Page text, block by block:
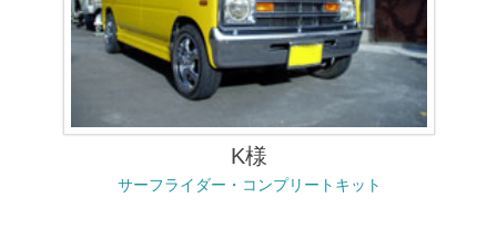
K様
サーフライダー・コンプリートキット